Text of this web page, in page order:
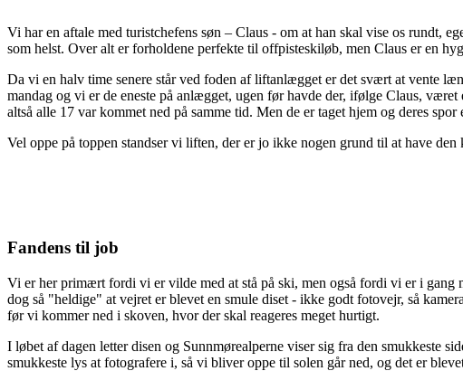
Vi har en aftale med turistchefens søn – Claus - om at han skal vise os rundt,
som helst. Over alt er forholdene perfekte til offpisteskiløb, men Claus er en
Da vi en halv time senere står ved foden af liftanlægget er det svært at vente
mandag og vi er de eneste på anlægget, ugen før havde der, ifølge Claus,
altså alle 17 var kommet ned på samme tid. Men de er taget hjem og deres
Vel oppe på toppen standser vi liften, der er jo ikke nogen grund til at have
Fandens til job
Vi er her primært fordi vi er vilde med at stå på ski, men også fordi vi er i gang
dog så "heldige" at vejret er blevet en smule diset - ikke godt fotovejr, så
før vi kommer ned i skoven, hvor der skal reageres meget hurtigt.
I løbet af dagen letter disen og Sunnmørealperne viser sig fra den smukkeste
smukkeste lys at fotografere i, så vi bliver oppe til solen går ned, og det er